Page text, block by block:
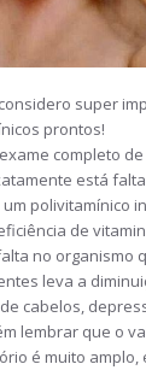
super
prontos!
completo
está
polivitamínico
de
no organismo
leva a
cabelos,
lembrar que o
é muito amplo,